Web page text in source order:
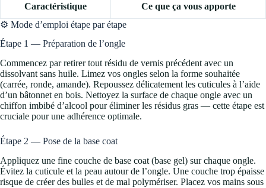
Caractéristique
Ce que ça vous apporte
⚙️ Mode d’emploi étape par étape
Étape 1 — Préparation de l’ongle
Commencez par retirer tout résidu de vernis précédent avec un
dissolvant sans huile. Limez vos ongles selon la forme souhaitée
(carrée, ronde, amande). Repoussez délicatement les cuticules à l’aide
d’un bâtonnet en bois. Nettoyez la surface de chaque ongle avec un
chiffon imbibé d’alcool pour éliminer les résidus gras — cette étape est
cruciale pour une adhérence optimale.
Étape 2 — Pose de la base coat
Appliquez une fine couche de base coat (base gel) sur chaque ongle.
Évitez la cuticule et la peau autour de l’ongle. Une couche trop épaisse
risque de créer des bulles et de mal polymériser. Placez vos mains sous